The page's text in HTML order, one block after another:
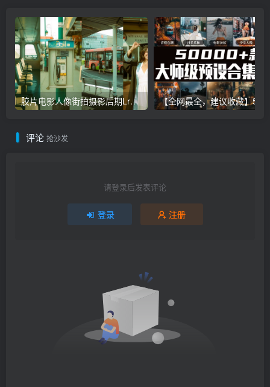
胶片电影人像街拍摄影后期Lr调色教程，手机滤镜PS+Lightroom预设下载！
评论 抢沙发
请登录后发表评论
登录 注册